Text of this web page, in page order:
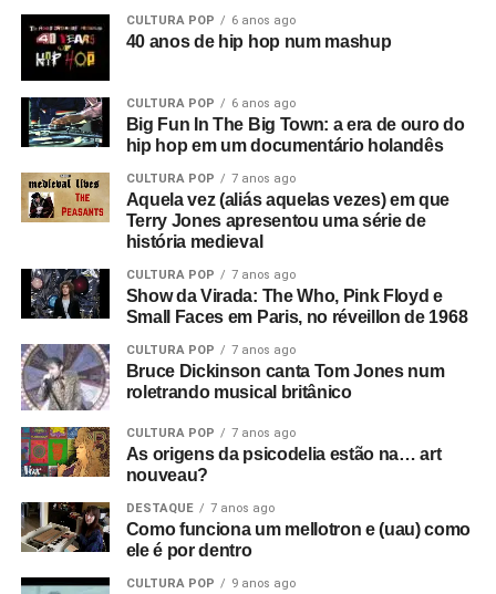
CULTURA POP 6 anos ago
40 anos de hip hop num mashup
CULTURA POP 6 anos ago
Big Fun In The Big Town: a era de ouro do
hip hop em um documentário holandês
CULTURA POP 7 anos ago
Aquela vez (aliás aquelas vezes) em que
Terry Jones apresentou uma série de
história medieval
CULTURA POP 7 anos ago
Show da Virada: The Who, Pink Floyd e
Small Faces em Paris, no réveillon de 1968
CULTURA POP 7 anos ago
Bruce Dickinson canta Tom Jones num
roletrando musical britânico
CULTURA POP 7 anos ago
As origens da psicodelia estão na… art
nouveau?
DESTAQUE 7 anos ago
Como funciona um mellotron e (uau) como
ele é por dentro
CULTURA POP 9 anos ago